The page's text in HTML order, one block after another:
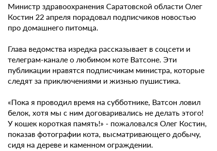
Министр здравоохранения Саратовской области Олег
Костин 22 апреля порадовал подписчиков новостью
про домашнего питомца.
Глава ведомства изредка рассказывает в соцсети и
телеграм-канале о любимом коте Ватсоне. Эти
публикации нравятся подписчикам министра, которые
следят за приключениями и жизнью пушистика.
«Пока я проводил время на субботнике, Ватсон ловил
белок, хотя мы с ним договаривались не делать этого!
У кошек короткая память!» - пожаловался Олег Костин,
показав фотографии кота, высматривающего добычу,
сидя на дереве и каменном ограждении.